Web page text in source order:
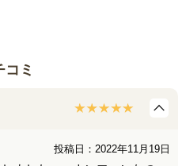
ミ
投稿日：2022年11月19日